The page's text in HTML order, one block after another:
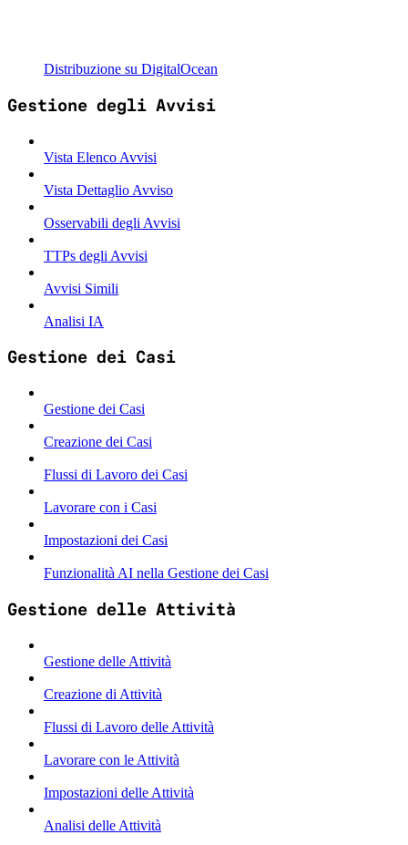
Distribuzione su DigitalOcean
Gestione degli Avvisi
Vista Elenco Avvisi
Vista Dettaglio Avviso
Osservabili degli Avvisi
TTPs degli Avvisi
Avvisi Simili
Analisi IA
Gestione dei Casi
Gestione dei Casi
Creazione dei Casi
Flussi di Lavoro dei Casi
Lavorare con i Casi
Impostazioni dei Casi
Funzionalità AI nella Gestione dei Casi
Gestione delle Attività
Gestione delle Attività
Creazione di Attività
Flussi di Lavoro delle Attività
Lavorare con le Attività
Impostazioni delle Attività
Analisi delle Attività